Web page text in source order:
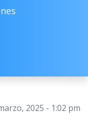
2025 - 1:02 pm